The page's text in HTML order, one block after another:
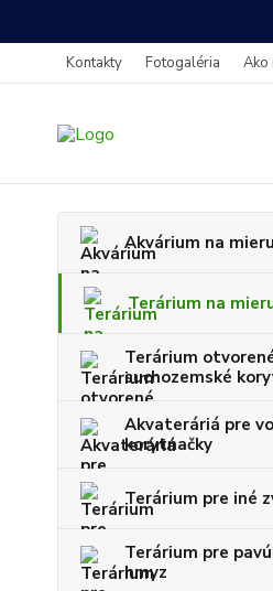
Kontakty Fotogaléria Ako
Akvárium na mieru
Terárium na
Terárium
suchozemské
Akvateráriá pre
korytnačky
Terárium pre iné
Terárium pre
hmyz